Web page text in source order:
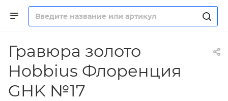
Гравюра золото
Hobbius Флоренция
GHK №17